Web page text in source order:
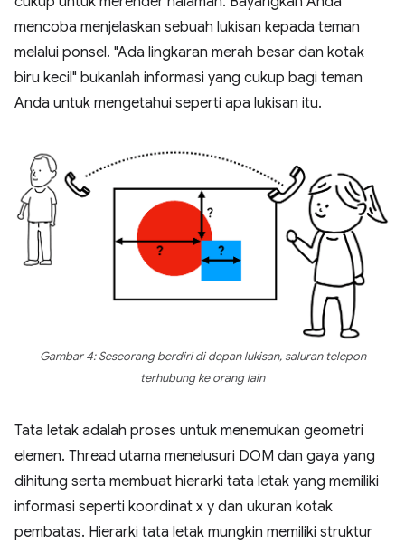
mencoba menjelaskan sebuah lukisan kepada teman
melalui ponsel. "Ada lingkaran merah besar dan kotak
biru kecil" bukanlah informasi yang cukup bagi teman
Anda untuk mengetahui seperti apa lukisan itu.
Gambar 4: Seseorang berdiri di depan lukisan, saluran telepon
terhubung ke orang lain
Tata letak adalah proses untuk menemukan geometri
elemen. Thread utama menelusuri DOM dan gaya yang
dihitung serta membuat hierarki tata letak yang memiliki
informasi seperti koordinat x y dan ukuran kotak
pembatas. Hierarki tata letak mungkin memiliki struktur